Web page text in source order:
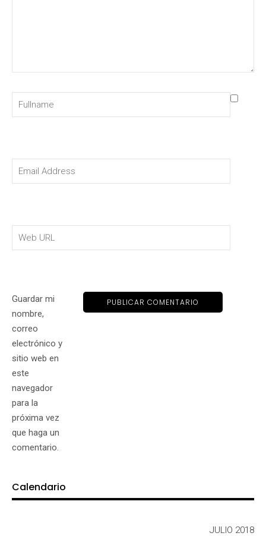
Guardar mi
nombre,
correo
electrónico y
sitio web en
este
navegador
para la
próxima vez
que haga un
comentario.
Calendario
JULIO 2018